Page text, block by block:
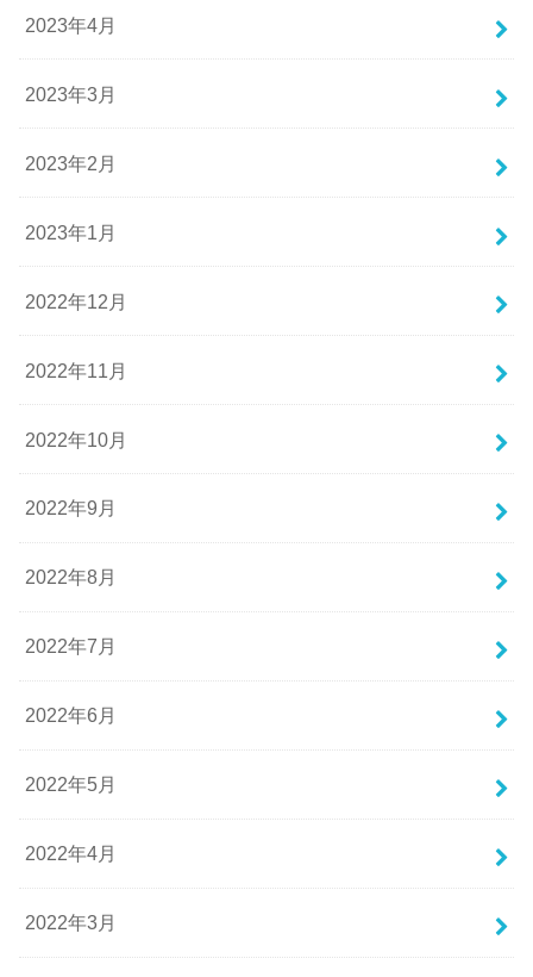
2023年4月
2023年3月
2023年2月
2023年1月
2022年12月
2022年11月
2022年10月
2022年9月
2022年8月
2022年7月
2022年6月
2022年5月
2022年4月
2022年3月